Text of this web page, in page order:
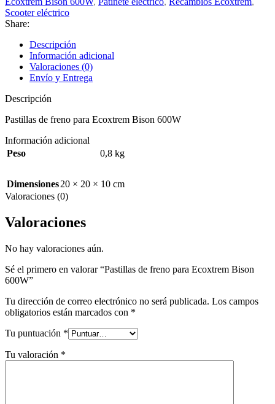
Scooter eléctrico
Share:
Descripción
Información adicional
Valoraciones (0)
Envío y Entrega
Descripción
Pastillas de freno para Ecoxtrem Bison 600W
Información adicional
Peso
0,8 kg
Dimensiones20 × 20 × 10 cm
Valoraciones (0)
Valoraciones
No hay valoraciones aún.
Sé el primero en valorar “Pastillas de freno para Ecoxtrem Bison
600W”
Tu dirección de correo electrónico no será publicada. Los campos
obligatorios están marcados con *
Tu puntuación *
Tu valoración *